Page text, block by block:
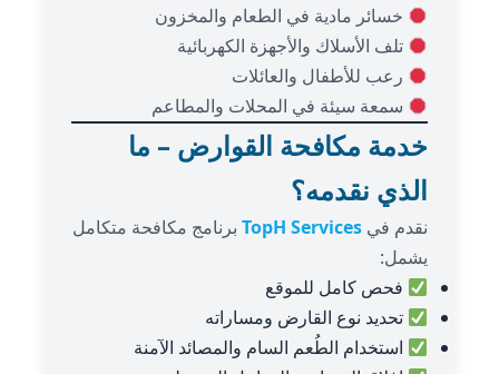
خسائر مادية في الطعام والمخزون
تلف الأسلاك والأجهزة الكهربائية
رعب للأطفال والعائلات
سمعة سيئة في المحلات والمطاعم
خدمة مكافحة القوارض – ما
الذي نقدمه؟
نقدم في TopH Services برنامج مكافحة متكامل
يشمل:
فحص كامل للموقع
تحديد نوع القارض ومساراته
استخدام الطُعم السام والمصائد الآمنة